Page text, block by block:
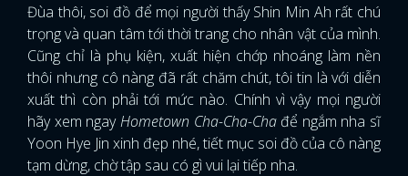
Đùa thôi, soi đồ để mọi người thấy Shin Min Ah rất chú
trọng và quan tâm tới thời trang cho nhân vật của mình.
Cũng chỉ là phụ kiện, xuất hiện chớp nhoáng làm nền
thôi nhưng cô nàng đã rất chăm chút, tôi tin là với diễn
xuất thì còn phải tới mức nào. Chính vì vậy mọi người
hãy xem ngayHometown Cha-Cha-Cha để ngắm nha sĩ
Yoon Hye Jin xinh đẹp nhé, tiết mục soi đồ của cô nàng
tạm dừng, chờ tập sau có gì vui lại tiếp nha.